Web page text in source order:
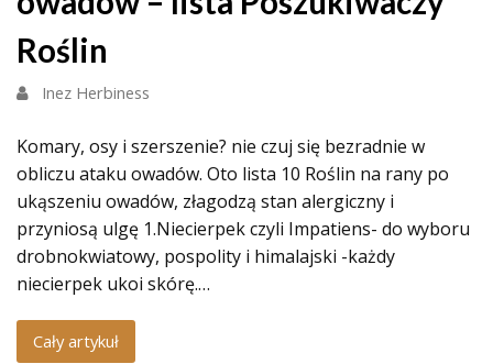
Roślin
Inez Herbiness
Komary, osy i szerszenie? nie czuj się bezradnie w
obliczu ataku owadów. Oto lista 10 Roślin na rany po
ukąszeniu owadów, złagodzą stan alergiczny i
przyniosą ulgę 1.Niecierpek czyli Impatiens- do wyboru
drobnokwiatowy, pospolity i himalajski -każdy
niecierpek ukoi skórę.…
Cały artykuł